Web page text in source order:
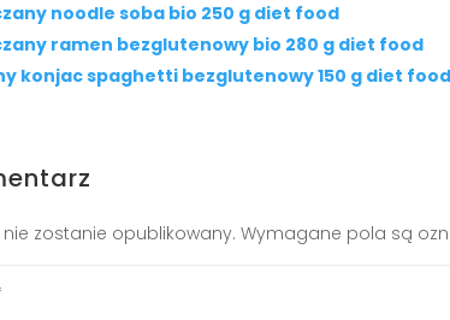
noodle soba bio 250 g diet food
ramen bezglutenowy bio 280 g diet food
konjac spaghetti bezglutenowy 150 g diet food
zostanie opublikowany. Wymagane pola są